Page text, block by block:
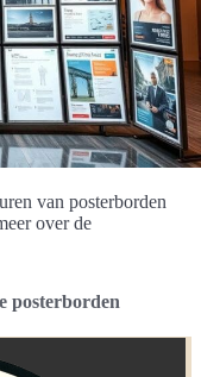
van posterborden
over de
posterborden